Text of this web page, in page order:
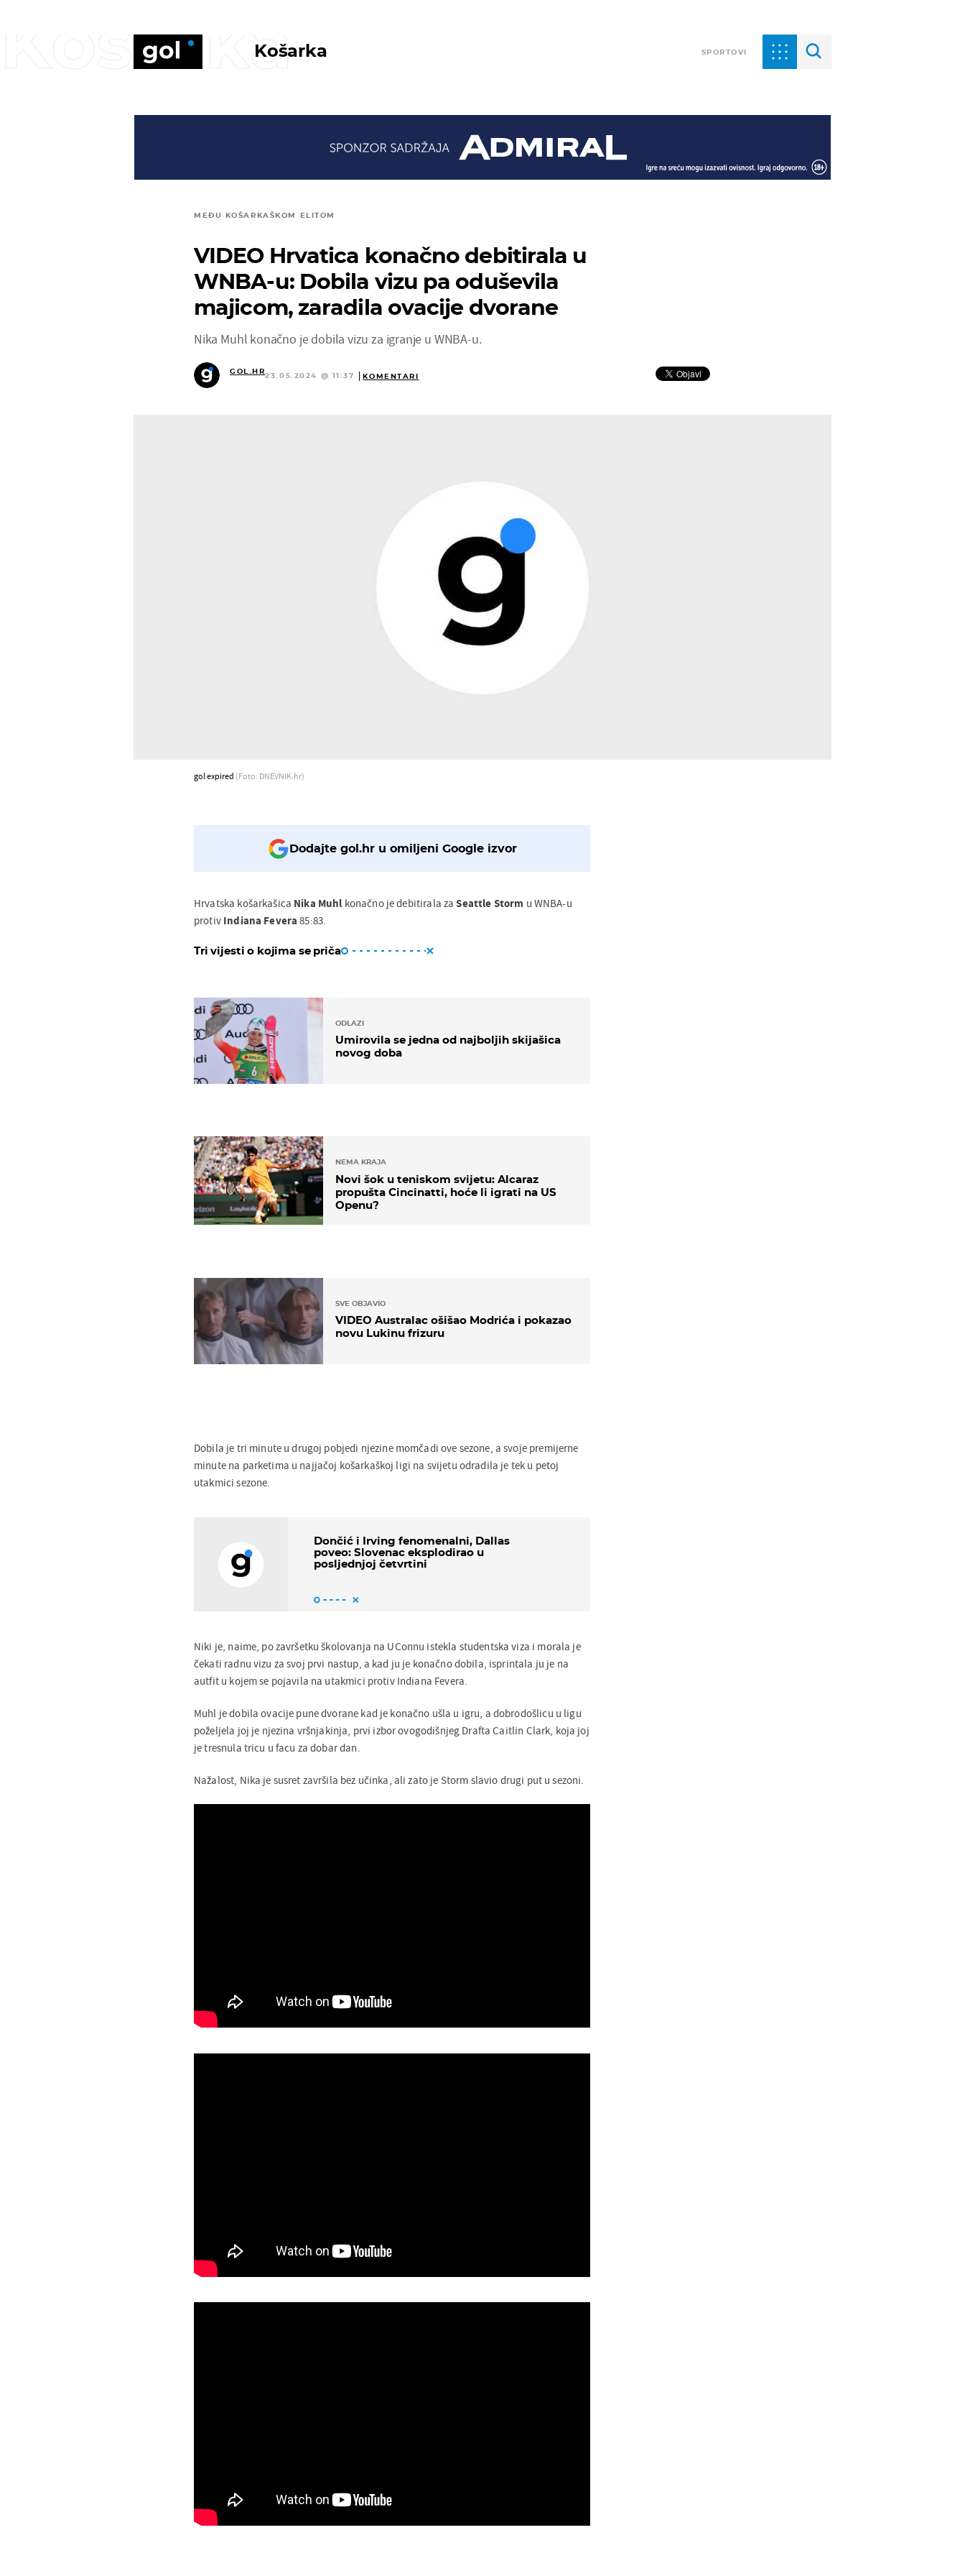
Košarka SPORTOVI
Košarka
MEĐU KOŠARKAŠKOM ELITOM
VIDEO Hrvatica konačno debitirala u
WNBA-u: Dobila vizu pa oduševila
majicom, zaradila ovacije dvorane
Nika Muhl konačno je dobila vizu za igranje u WNBA-u.
GOL.HR
23.05.2024 @ 11:37 KOMENTARI
gol expired (Foto: DNEVNIK.hr)
Dodajte gol.hr u omiljeni Google izvor
Hrvatska košarkašica Nika Muhl konačno je debitirala zaSeattle Storm u WNBA-u
protiv Indiana Fevera 85:83.
Tri vijesti o kojima se priča
ODLAZI
Umirovila se jedna od najboljih skijašica
novog doba
NEMA KRAJA
Novi šok u teniskom svijetu: Alcaraz
propušta Cincinatti, hoće li igrati na US
Openu?
SVE OBJAVIO
VIDEO Australac ošišao Modrića i pokazao
novu Lukinu frizuru
Dobila je tri minute u drugoj pobjedi njezine momčadi ove sezone, a svoje premijerne
minute na parketima u najjačoj košarkaškoj ligi na svijetu odradila je tek u petoj
utakmici sezone.
Dončić i Irving fenomenalni, Dallas
poveo: Slovenac eksplodirao u
posljednjoj četvrtini
Niki je, naime, po završetku školovanja na UConnu istekla studentska viza i morala je
čekati radnu vizu za svoj prvi nastup, a kad ju je konačno dobila, isprintala ju je na
autfit u kojem se pojavila na utakmici protiv Indiana Fevera.
Muhl je dobila ovacije pune dvorane kad je konačno ušla u igru, a dobrodošlicu u ligu
poželjela joj je njezina vršnjakinja, prvi izbor ovogodišnjeg Drafta Caitlin Clark, koja joj
je tresnula tricu u facu za dobar dan.
Nažalost, Nika je susret završila bez učinka, ali zato je Storm slavio drugi put u sezoni.